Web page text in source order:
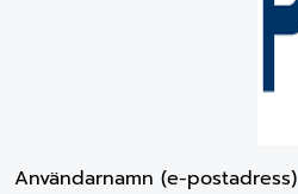
Användarnamn (e-postadress)